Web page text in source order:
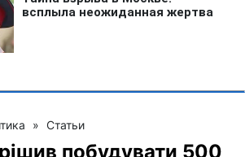
» Статьи
побудувати 500